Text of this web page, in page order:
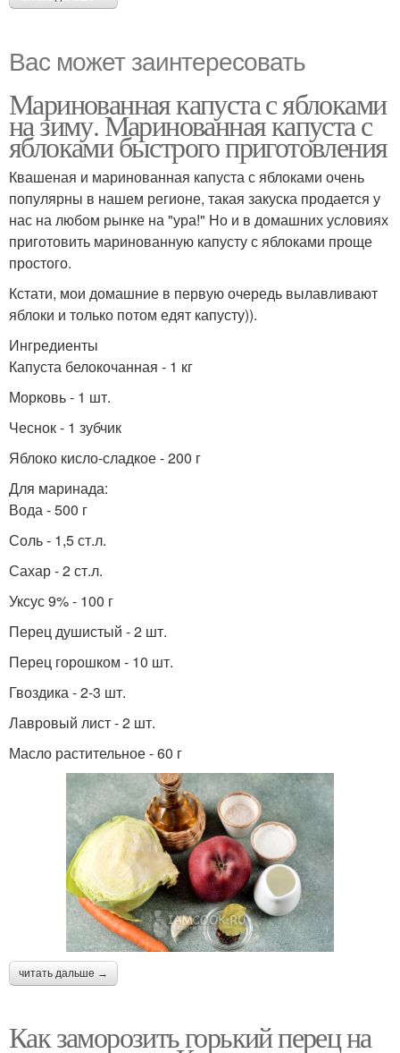
Вас может заинтересовать
Маринованная капуста с яблоками
на зиму. Маринованная капуста с
яблоками быстрого приготовления
Квашеная и маринованная капуста с яблоками очень
популярны в нашем регионе, такая закуска продается у
нас на любом рынке на "ура!" Но и в домашних условиях
приготовить маринованную капусту с яблоками проще
простого.
Кстати, мои домашние в первую очередь вылавливают
яблоки и только потом едят капусту)).
Ингредиенты
Капуста белокочанная - 1 кг
Морковь - 1 шт.
Чеснок - 1 зубчик
Яблоко кисло-сладкое - 200 г
Для маринада:
Вода - 500 г
Соль - 1,5 ст.л.
Сахар - 2 ст.л.
Уксус 9% - 100 г
Перец душистый - 2 шт.
Перец горошком - 10 шт.
Гвоздика - 2-3 шт.
Лавровый лист - 2 шт.
Масло растительное - 60 г
читать дальше →
Как заморозить горький перец на